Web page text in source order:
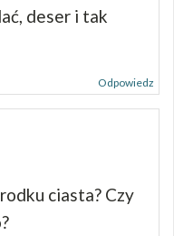
deser i tak
Odpowiedz
ciasta? Czy